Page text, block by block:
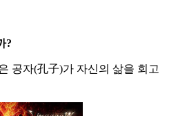
?
공자(孔子)가 자신의 삶을 회고